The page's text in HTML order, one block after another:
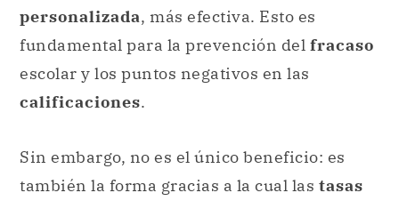
personalizada, más efectiva. Esto es
fundamental para la prevención del fracaso
escolar y los puntos negativos en las
calificaciones.
Sin embargo, no es el único beneficio: es
también la forma gracias a la cual las tasas